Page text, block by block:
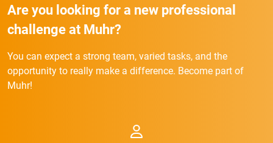
Are you looking for a new professional
challenge at Muhr?
You can expect a strong team, varied tasks, and the
opportunity to really make a difference. Become part of
Muhr!